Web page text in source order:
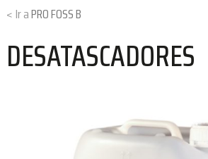
PRO FOSS B
DESATASCADORES